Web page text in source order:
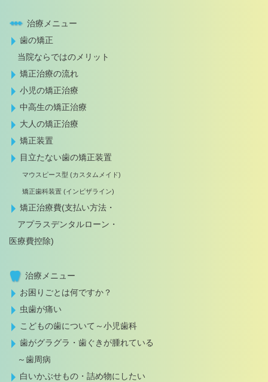
治療メニュー
歯の矯正
当院ならではのメリット
矯正治療の流れ
小児の矯正治療
中高生の矯正治療
大人の矯正治療
矯正装置
目立たない歯の矯正装置
マウスピース型 (カスタムメイド)
矯正歯科装置 (インビザライン)
矯正治療費(支払い方法・
アプラスデンタルローン・
医療費控除)
治療メニュー
お困りごとは何ですか？
虫歯が痛い
こどもの歯について～小児歯科
歯がグラグラ・歯ぐきが腫れている
～歯周病
白いかぶせもの・詰め物にしたい